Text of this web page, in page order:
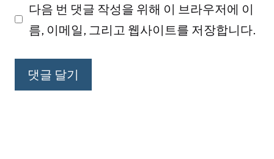
이 다음 번 댓글 작성을 위해 이 브라우저에 이
름, 이메일, 그리고 웹사이트를 저장합니다.